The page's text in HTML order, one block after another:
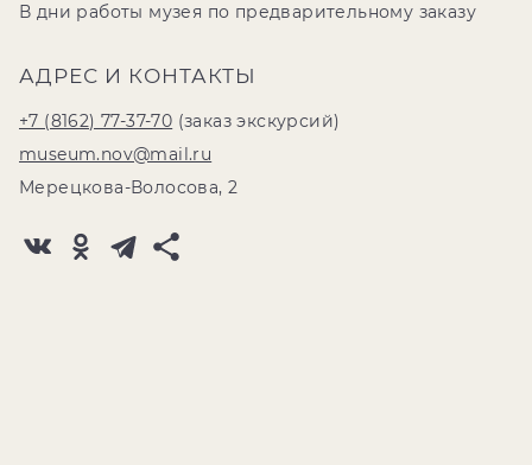
В дни работы музея по предварительному заказу
АДРЕС И КОНТАКТЫ
+7 (8162) 77-37-70 (заказ экскурсий)
museum.nov@mail.ru
Мерецкова-Волосова, 2